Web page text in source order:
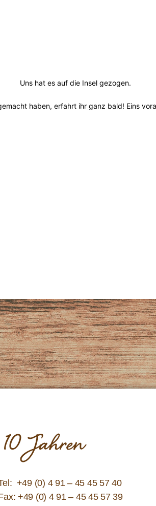
Uns hat es auf die Insel gezogen.
haben, erfahrt ihr ganz bald! Eins
10 Jahren
+49 (0) 4 91 – 45 45 57 40
+49 (0) 4 91 – 45 45 57 39